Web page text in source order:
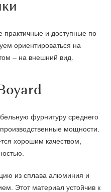
практичные и доступные по
ориентироваться на
– на внешний вид.
фурнитуру среднего
мощности.
хорошим качеством,
из сплава алюминия и
Этот материал устойчив к